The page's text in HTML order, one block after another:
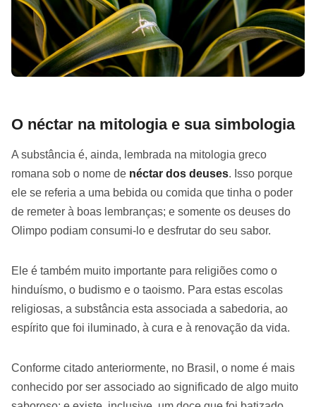
O néctar na mitologia e sua simbologia
A substância é, ainda, lembrada na mitologia greco
romana sob o nome de néctar dos deuses. Isso porque
ele se referia a uma bebida ou comida que tinha o poder
de remeter à boas lembranças; e somente os deuses do
Olimpo podiam consumi-lo e desfrutar do seu sabor.
Ele é também muito importante para religiões como o
hinduísmo, o budismo e o taoismo. Para estas escolas
religiosas, a substância esta associada a sabedoria, ao
espírito que foi iluminado, à cura e à renovação da vida.
Conforme citado anteriormente, no Brasil, o nome é mais
conhecido por ser associado ao significado de algo muito